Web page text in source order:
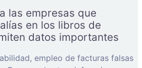
las empresas que
en los libros de
datos importantes
empleo de facturas falsas